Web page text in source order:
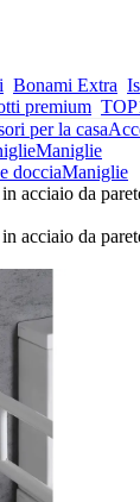
Bonami Extra
premium
per la casa
Maniglie
docciaManiglie